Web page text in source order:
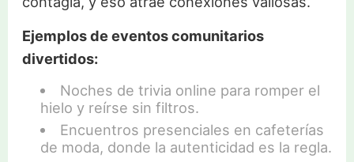
Ejemplos de eventos comunitarios
divertidos:
Noches de trivia online para romper el
hielo y reírse sin filtros.
Encuentros presenciales en cafeterías
de moda, donde la autenticidad es la regla.